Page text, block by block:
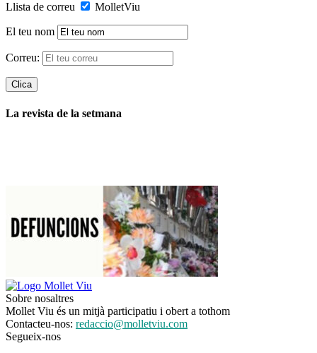
Llista de correu MolletViu
El teu nom
Correu:
La revista de la setmana
Sobre nosaltres
Mollet Viu és un mitjà participatiu i obert a tothom
Contacteu-nos: redaccio@molletviu.com
Segueix-nos